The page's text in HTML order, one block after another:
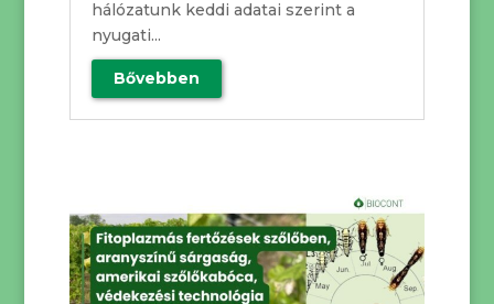
hálózatunk keddi adatai szerint a
nyugati...
Bővebben